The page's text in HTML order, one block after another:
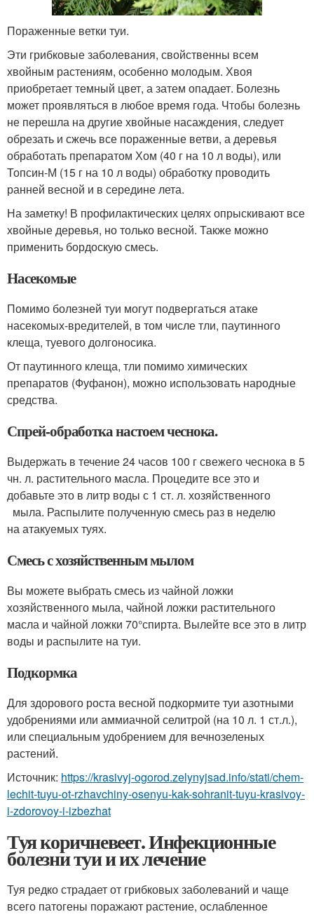
Пораженные ветки туи.
Эти грибковые заболевания, свойственны всем
хвойным растениям, особенно молодым. Хвоя
приобретает темный цвет, а затем опадает. Болезнь
может проявляться в любое время года. Чтобы болезнь
не перешла на другие хвойные насаждения, следует
обрезать и сжечь все пораженные ветви, а деревья
обработать препаратом Хом (40 г на 10 л воды), или
Топсин-М (15 г на 10 л воды) обработку проводить
ранней весной и в середине лета.
На заметку! В профилактических целях опрыскивают все
хвойные деревья, но только весной. Также можно
применить бордоскую смесь.
Насекомые
Помимо болезней туи могут подвергаться атаке
насекомых-вредителей, в том числе тли, паутинного
клеща, туевого долгоносика.
От паутинного клеща, тли помимо химических
препаратов (Фуфанон), можно использовать народные
средства.
Спрей-обработка настоем чеснока.
Выдержать в течение 24 часов 100 г свежего чеснока в 5
чн. л. растительного масла. Процедите все это и
добавьте это в литр воды с 1 ст. л. хозяйственного
мыла. Распылите полученную смесь раз в неделю
на атакуемых туях.
Смесь с хозяйственным мылом
Вы можете выбрать смесь из чайной ложки
хозяйственного мыла, чайной ложки растительного
масла и чайной ложки 70°спирта. Вылейте все это в литр
воды и распылите на туи.
Подкормка
Для здорового роста весной подкормите туи азотными
удобрениями или аммиачной селитрой (на 10 л. 1 ст.л.),
или специальным удобрением для вечнозеленых
растений.
Источник: https://krasivyj-ogorod.zelynyjsad.info/stati/chem-
lechit-tuyu-ot-rzhavchiny-osenyu-kak-sohranit-tuyu-krasivoy-
i-zdorovoy-i-izbezhat
Туя коричневеет. Инфекционные
болезни туи и их лечение
Туя редко страдает от грибковых заболеваний и чаще
всего патогены поражают растение, ослабленное